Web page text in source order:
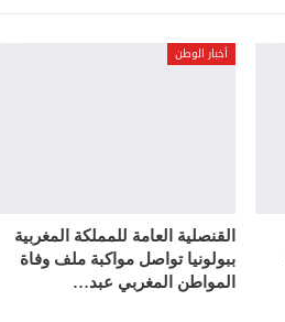
أخبار الوطن
القنصلية العامة للمملكة المغربية
ببولونيا تواصل مواكبة ملف وفاة
المواطن المغربي عبد…